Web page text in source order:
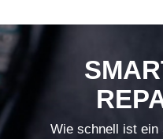
Wie schnell ist ein